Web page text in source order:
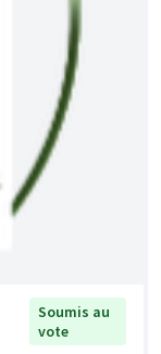
Soumis au
vote